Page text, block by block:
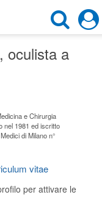
×
×
, oculista a
e Chirurgia
nel 1981 ed iscritto
di Milano n°
vitae
per attivare le